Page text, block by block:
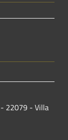
- 22079 - Villa